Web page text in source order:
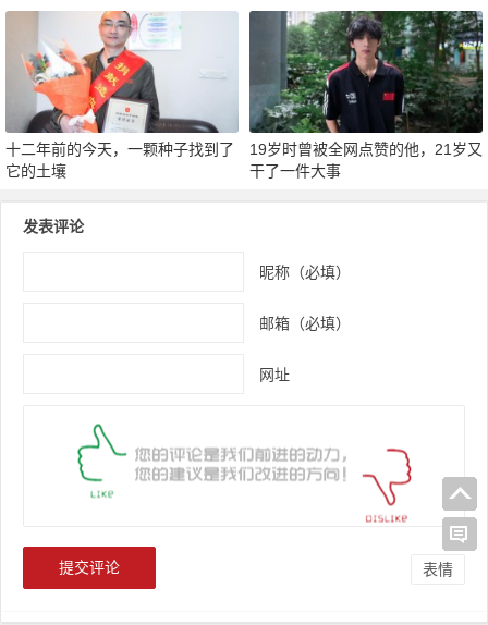
才是真正的“热血”
十二年前的今天，一颗种子找到了
它的土壤
19岁时曾被全网点赞的他，21岁又
干了一件大事
发表评论
昵称（必填）
邮箱（必填）
网址
表情